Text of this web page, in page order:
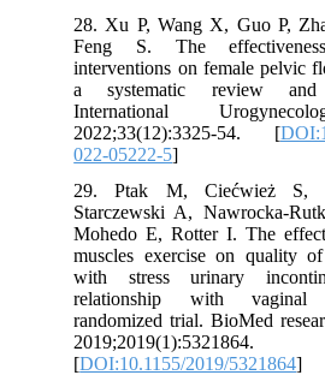
28. Xu P, Wang X,
Feng S. The
interventions on
a systematic
International
2022;33(12):3325-
022-05222-5
29. Ptak M,
Starczewski A,
Mohedo E, Rotter I.
muscles exercise on
with stress urinary
relationship with
randomized trial.
2019;2019(1):5321864.
[DOI:10.1155/2019/